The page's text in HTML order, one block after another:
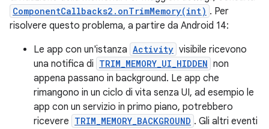
ComponentCallbacks2.onTrimMemory(int) . Per
risolvere questo problema, a partire da Android 14:
Le app con un'istanza Activity visibile ricevono
una notifica di TRIM_MEMORY_UI_HIDDEN non
appena passano in background. Le app che
rimangono in un ciclo di vita senza UI, ad esempio le
app con un servizio in primo piano, potrebbero
ricevere TRIM_MEMORY_BACKGROUND . Gli altri eventi